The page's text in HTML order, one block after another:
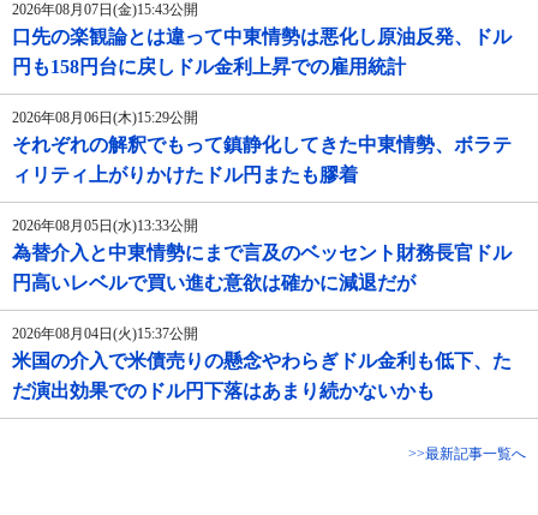
2026年08月07日(金)15:43公開
口先の楽観論とは違って中東情勢は悪化し原油反発、ドル
円も158円台に戻しドル金利上昇での雇用統計
2026年08月06日(木)15:29公開
それぞれの解釈でもって鎮静化してきた中東情勢、ボラテ
ィリティ上がりかけたドル円またも膠着
2026年08月05日(水)13:33公開
為替介入と中東情勢にまで言及のベッセント財務長官ドル
円高いレベルで買い進む意欲は確かに減退だが
2026年08月04日(火)15:37公開
米国の介入で米債売りの懸念やわらぎドル金利も低下、た
だ演出効果でのドル円下落はあまり続かないかも
>>最新記事一覧へ